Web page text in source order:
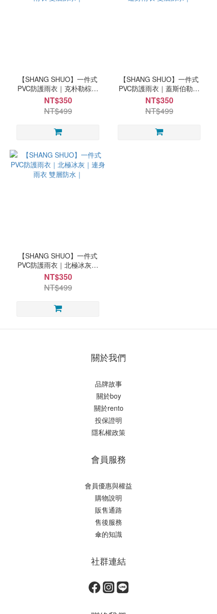
【SHANG SHUO】一件式
PVC防護雨衣｜克朴勒棕｜
連身雨衣 雙層防水｜
NT$350
NT$499
【SHANG SHUO】一件式
PVC防護雨衣｜蓋斯伯勒灰
白｜連身雨衣 雙層防水｜
NT$350
NT$499
【SHANG SHUO】一件式
PVC防護雨衣｜北極冰灰｜
連身雨衣 雙層防水｜
NT$350
NT$499
關於我們
品牌故事
關於boy
關於rento
投保證明
隱私權政策
會員服務
會員優惠與權益
購物說明
販售通路
售後服務
傘的知識
社群連結